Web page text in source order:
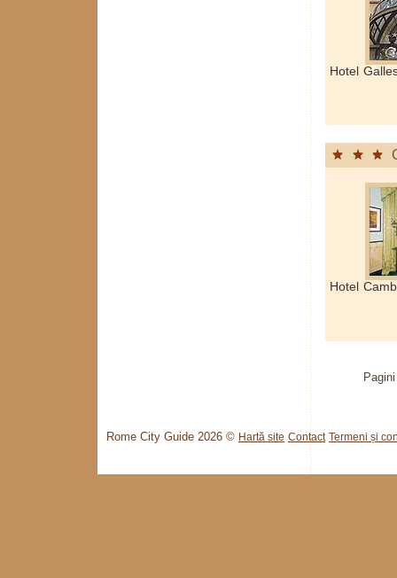
Hotel
Hotel
Rome City Guide 2026 © Hartă site Contact Termeni și